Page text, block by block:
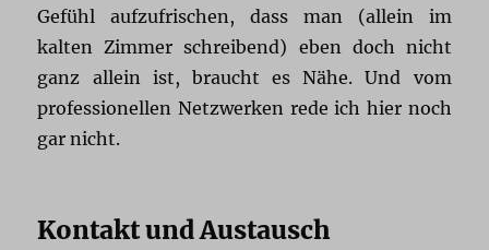
Gefühl aufzufrischen, dass man (allein im
kalten Zimmer schreibend) eben doch nicht
ganz allein ist, braucht es Nähe. Und vom
professionellen Netzwerken rede ich hier noch
gar nicht.
Kontakt und Austausch